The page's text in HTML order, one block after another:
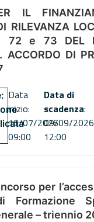
IL
RILEVANZA
72 e 73 DEL
ACCORDO DI
Data
inizio:
16/07/2026
09:00
Data di
scadenza:
09/09/2026
12:00
per
Formazione
– triennio